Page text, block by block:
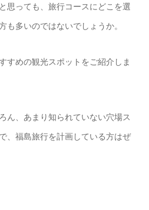
思っても、旅行コースにどこを選
も多いのではないでしょうか。
すめの観光スポットをご紹介しま
ん、あまり知られていない穴場ス
、福島旅行を計画している方はぜ